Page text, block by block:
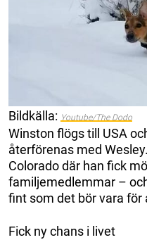
Bildkälla: Youtube/The Dodo
Winston flögs till USA
återförenas med
Colorado där han fick
familjemedlemmar –
fint som det bör vara för
Fick ny chans i livet